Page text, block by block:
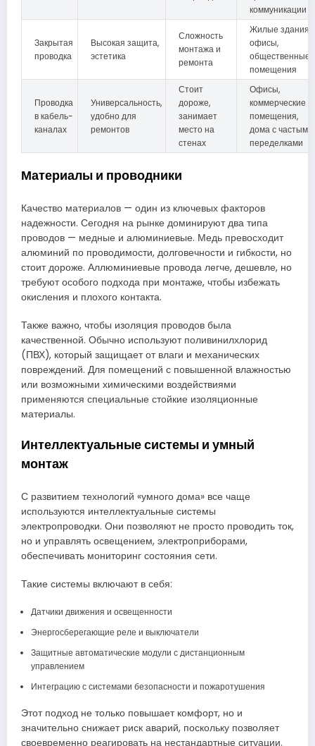
коммуникации
Закрытая
проводка
Высокая защита,
эстетика
Сложность
монтажа и
ремонта
Жилые здания,
офисы,
общественные
помещения
Проводка
в кабель-
каналах
Универсальность,
удобно для
ремонтов
Стоит
дороже,
занимает
место на
стенах
Офисы,
коммерческие
помещения,
дома с частыми
переделками
Материалы и проводники
Качество материалов — один из ключевых факторов
надежности. Сегодня на рынке доминируют два типа
проводов — медные и алюминиевые. Медь превосходит
алюминий по проводимости, долговечности и гибкости, но
стоит дороже. Аллюминиевые провода легче, дешевле, но
требуют особого подхода при монтаже, чтобы избежать
окисления и плохого контакта.
Также важно, чтобы изоляция проводов была
качественной. Обычно используют поливинилхлорид
(ПВХ), который защищает от влаги и механических
повреждений. Для помещений с повышенной влажностью
или возможными химическими воздействиями
применяются специальные стойкие изоляционные
материалы.
Интеллектуальные системы и умный
монтаж
С развитием технологий «умного дома» все чаще
используются интеллектуальные системы
электропроводки. Они позволяют не просто проводить ток,
но и управлять освещением, электроприборами,
обеспечивать мониторинг состояния сети.
Такие системы включают в себя:
Датчики движения и освещенности
Энергосберегающие реле и выключатели
Защитные автоматические модули с дистанционным
управлением
Интеграцию с системами безопасности и пожаротушения
Этот подход не только повышает комфорт, но и
значительно снижает риск аварий, поскольку позволяет
своевременно реагировать на нестандартные ситуации.